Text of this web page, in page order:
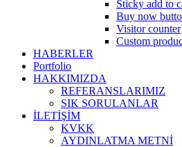
Sticky add to
Buy now
Visitor counter
Custom
HABERLER
Portfolio
HAKKIMIZDA
REFERANSLARIMIZ
SIK SORULANLAR
İLETİŞİM
KVKK
AYDINLATMA METNİ